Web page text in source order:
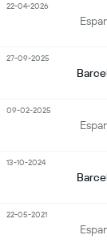
22-04-2026
27-09-2025
09-02-2025
13-10-2024
22-05-2021